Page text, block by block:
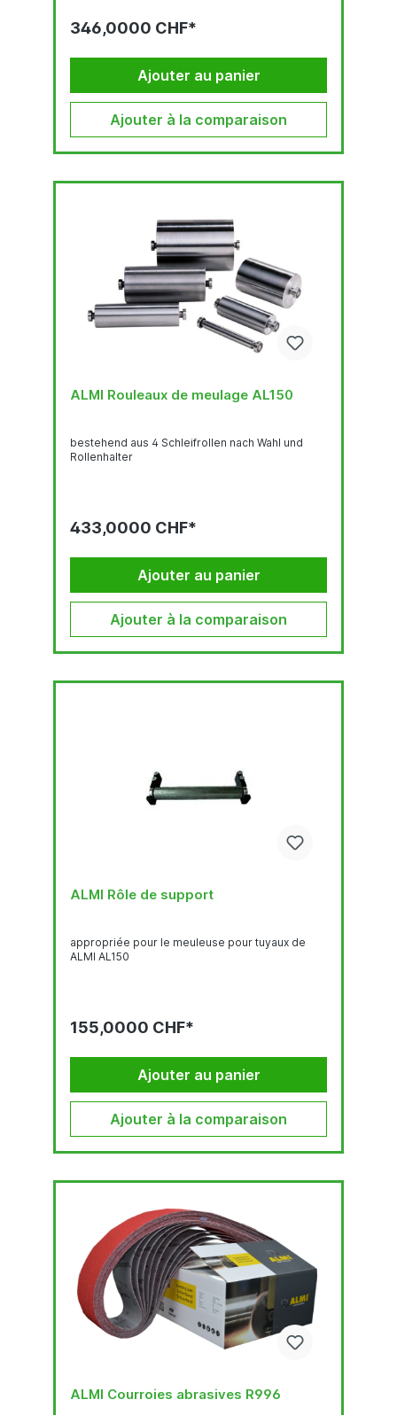
346,0000 CHF*
Ajouter au panier
Ajouter à la comparaison
ALMI Rouleaux de meulage AL150
bestehend aus 4 Schleifrollen nach Wahl und
Rollenhalter
433,0000 CHF*
Ajouter au panier
Ajouter à la comparaison
ALMI Rôle de support
appropriée pour le meuleuse pour tuyaux de
ALMI AL150
155,0000 CHF*
Ajouter au panier
Ajouter à la comparaison
ALMI Courroies abrasives R996